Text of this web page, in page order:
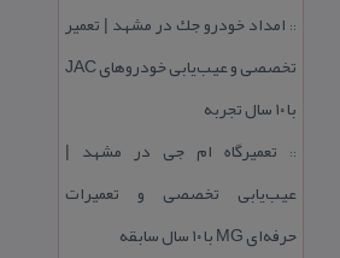
:: امداد خودرو جك در مشهد | تعمیر
تخصصی و عیب‌یابی خودروهای JAC
با ۱۰ سال تجربه
:: تعمیرگاه ام جی در مشهد |
عیب‌یابی تخصصی و تعمیرات
حرفه‌ای MG با ۱۰ سال سابقه